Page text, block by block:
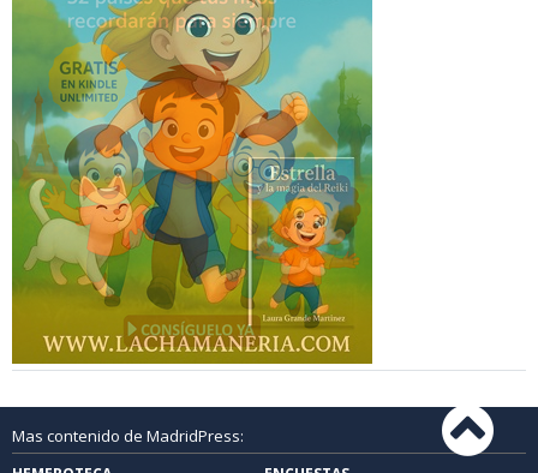
Mas contenido de MadridPress: